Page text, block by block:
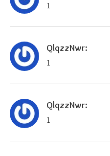
1
QlqzzNwr:
1
QlqzzNwr:
1